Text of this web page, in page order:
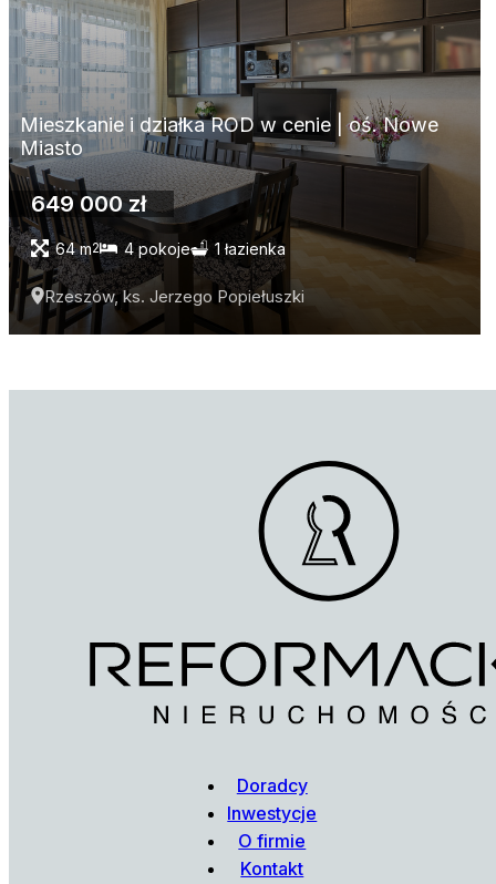
Mieszkanie i działka ROD w cenie | oś. Nowe
Miasto
649 000 zł
64 m2 4 pokoje 1 łazienka
Rzeszów, ks. Jerzego Popiełuszki
Doradcy
Inwestycje
O firmie
Kontakt